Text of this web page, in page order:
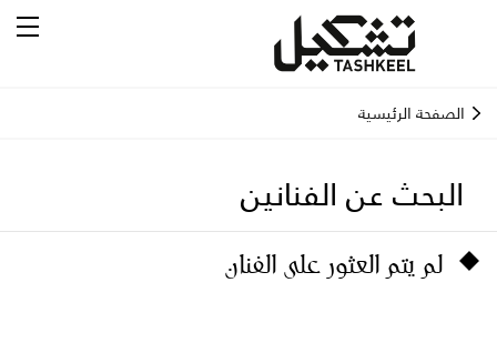
الصفحة الرئيسية
البحث عن الفنانين
لم يتم العثور على الفنان